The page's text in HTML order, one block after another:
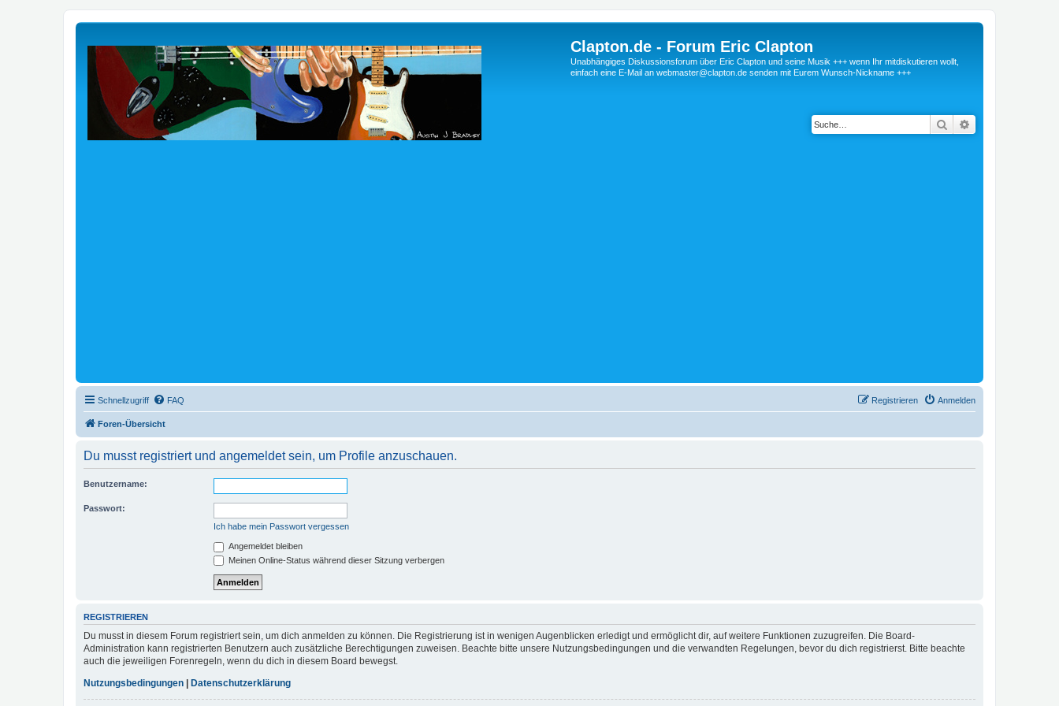
Clapton.de - Forum Eric Clapton
Unabhängiges Diskussionsforum über Eric Clapton und seine Musik +++ wenn Ihr mitdiskutieren wollt,
einfach eine E-Mail an webmaster@clapton.de senden mit Eurem Wunsch-Nickname +++
Suche
Schnellzugriff FAQ Anmelden
Registrieren
Foren-Übersicht
Du musst registriert und angemeldet sein, um Profile anzuschauen.
Benutzername:
Passwort:
Ich habe mein Passwort vergessen
Angemeldet bleiben
Meinen Online-Status während dieser Sitzung verbergen
REGISTRIEREN
Du musst in diesem Forum registriert sein, um dich anmelden zu können. Die Registrierung ist in wenigen Augenblicken erledigt und ermöglicht dir, auf weitere Funktionen zuzugreifen. Die Board-
Administration kann registrierten Benutzern auch zusätzliche Berechtigungen zuweisen. Beachte bitte unsere Nutzungsbedingungen und die verwandten Regelungen, bevor du dich registrierst. Bitte beachte
auch die jeweiligen Forenregeln, wenn du dich in diesem Board bewegst.
Nutzungsbedingungen | Datenschutzerklärung